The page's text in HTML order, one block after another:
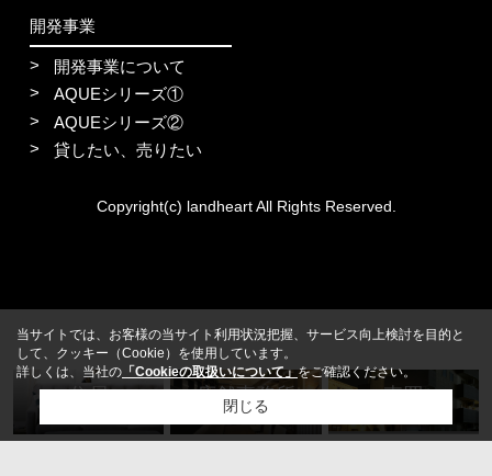
開発事業
開発事業について
AQUEシリーズ①
AQUEシリーズ②
貸したい、売りたい
Copyright(c) landheart All Rights Reserved.
住居 店舗事務所 売買
当サイトでは、お客様の当サイト利用状況把握、サービス向上検討を目的と
して、クッキー（Cookie）を使用しています。
詳しくは、当社の 「Cookieの取扱いについて」をご確認ください。
閉じる